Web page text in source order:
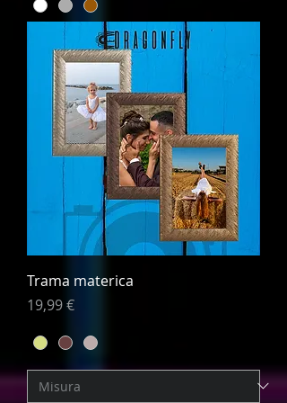
Trama materica
Prezzo
19,99 €